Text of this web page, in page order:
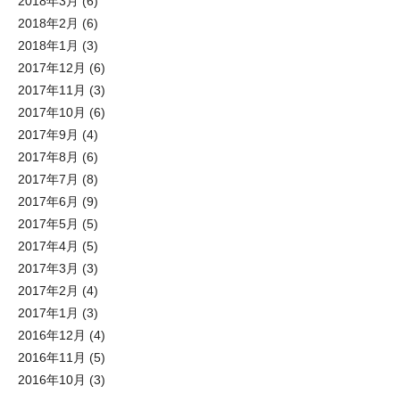
2018年2月 (6)
2018年1月 (3)
2017年12月 (6)
2017年11月 (3)
2017年10月 (6)
2017年9月 (4)
2017年8月 (6)
2017年7月 (8)
2017年6月 (9)
2017年5月 (5)
2017年4月 (5)
2017年3月 (3)
2017年2月 (4)
2017年1月 (3)
2016年12月 (4)
2016年11月 (5)
2016年10月 (3)